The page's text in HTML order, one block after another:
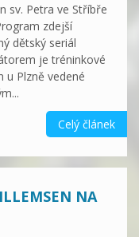
sv. Petra ve Stříbře
zdejší
dětský seriál
je tréninkové
u Plzně vedené
Celý článek
NA